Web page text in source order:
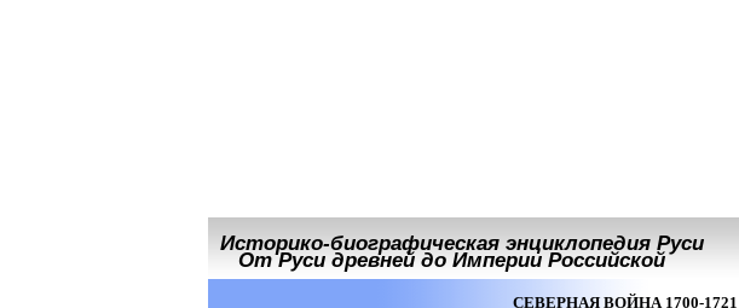
Историко-биографическая энциклопедия Руси
От Руси древней до Империи Российской
СЕВЕРНАЯ ВОЙНА 1700-1721